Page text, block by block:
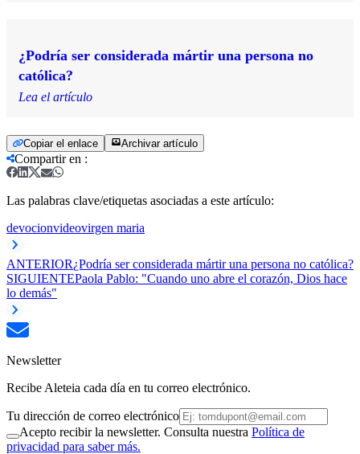
¿Podría ser considerada mártir una persona no
católica?
Lea el artículo
Copiar el enlace Archivar artículo
Compartir en :
Las palabras clave/etiquetas asociadas a este artículo:
devocionvideovirgen maria
ANTERIOR¿Podría ser considerada mártir una persona no católica?
SIGUIENTEPaola Pablo: "Cuando uno abre el corazón, Dios hace
lo demás"
Newsletter
Recibe Aleteia cada día en tu correo electrónico.
Tu dirección de correo electrónico
Acepto recibir la newsletter. Consulta nuestra Política de
privacidad para saber más.